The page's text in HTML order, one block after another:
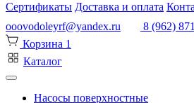
Сертификаты Доставка и оплата
ooovodoleyrf@yandex.ru
8 (962)
Корзина 1
Каталог
Насосы поверхностные